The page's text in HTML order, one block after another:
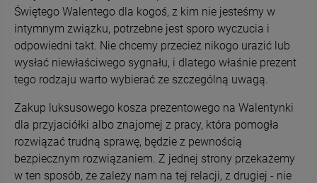
Świętego Walentego dla kogoś, z kim nie jesteśmy w
intymnym związku, potrzebne jest sporo wyczucia i
odpowiedni takt. Nie chcemy przecież nikogo urazić lub
wysłać niewłaściwego sygnału, i dlatego właśnie prezent
tego rodzaju warto wybierać ze szczególną uwagą.
Zakup luksusowego kosza prezentowego na Walentynki
dla przyjaciółki albo znajomej z pracy, która pomogła
rozwiązać trudną sprawę, będzie z pewnością
bezpiecznym rozwiązaniem. Z jednej strony przekażemy
w ten sposób, że zależy nam na tej relacji, z drugiej - nie